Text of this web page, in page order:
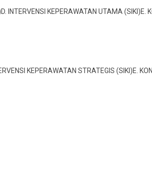
INTERVENSI KEPERAWATAN UTAMA
KEPERAWATAN STRATEGIS (SIKI)E.